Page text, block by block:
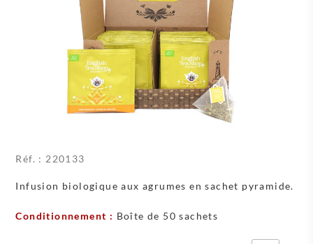
Réf. : 220133
Infusion biologique aux agrumes en sachet pyramide.
Conditionnement : Boîte de 50 sachets